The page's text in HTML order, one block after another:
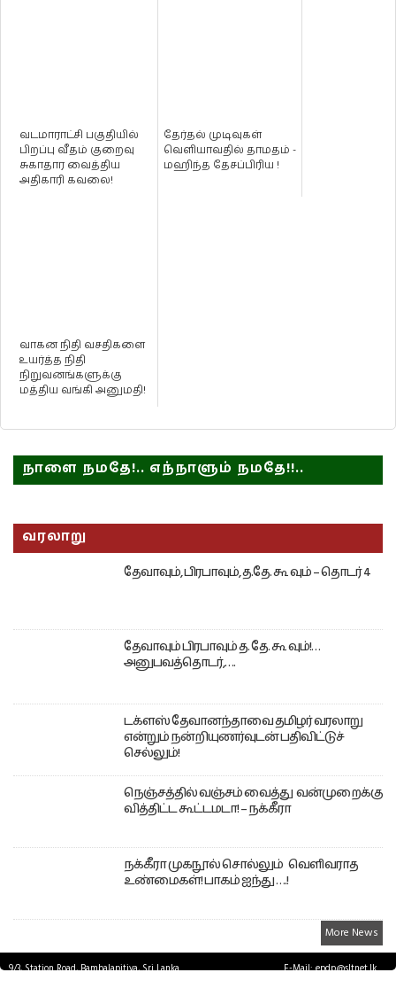
வடமாராட்சி பகுதியில்
பிறப்பு வீதம் குறைவு
சுகாதார வைத்திய
அதிகாரி கவலை!
தேர்தல் முடிவுகள்
வெளியாவதில் தாமதம் -
மஹிந்த தேசப்பிரிய !
வாகன நிதி வசதிகளை
உயர்த்த நிதி
நிறுவனங்களுக்கு
மத்திய வங்கி அனுமதி!
நாளை நமதே!.. எந்நாளும் நமதே!!..
வரலாறு
தேவாவும், பிரபாவும், த.தே. கூ வும் – தொடர் 4
தேவாவும் பிரபாவும் த. தே. கூ வும்!…
அனுபவத்தொடர்,….
டக்ளஸ் தேவானந்தாவை தமிழர் வரலாறு
என்றும் நன்றியுணர்வுடன் பதிவிட்டுச்
செல்லும்!
நெஞ்சத்தில் வஞ்சம் வைத்து வன்முறைக்கு
வித்திட்ட கூட்டமடா! – நக்கீரா
நக்கீரா முகநூல் சொல்லும் வெளிவராத
உண்மைகள்! பாகம் ஐந்து ….!
More News
9/3, Station Road, Bambalapitiya, Sri Lanka.
E-Mail: epdp@sltnet.lk